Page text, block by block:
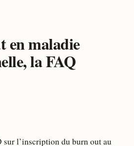
en maladie
la FAQ
sur l’inscription du burn out au